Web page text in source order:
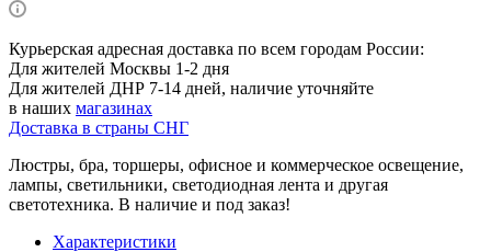
Курьерская адресная доставка по всем городам России:
Для жителей Москвы 1-2 дня
Для жителей ДНР 7-14 дней, наличие уточняйте
в наших магазинах
Доставка в страны СНГ
Люстры, бра, торшеры, офисное и коммерческое освещение,
лампы, светильники, светодиодная лента и другая
светотехника. В наличие и под заказ!
Характеристики